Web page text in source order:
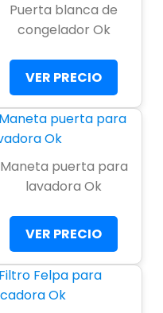
Puerta blanca de
congelador Ok
VER PRECIO
Maneta puerta para
lavadora Ok
VER PRECIO